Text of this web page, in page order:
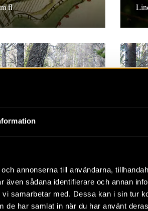
annonserna till användarna,
sådana identifierare och annan
samarbetar med. Dessa kan i sin tur
de har samlat in när du har använt
fl
Alsike
Bondesson
1,